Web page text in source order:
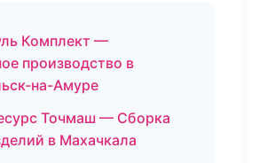
Комплект —
производство в
на-Амуре
Точмаш — Сборка
в Махачкала